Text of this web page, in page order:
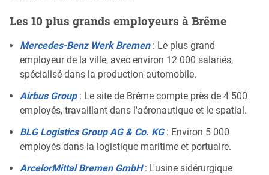
Les 10 plus grands employeurs à Brême
Mercedes-Benz Werk Bremen: Le plus grand
employeur de la ville, avec environ 12 000 salariés,
spécialisé dans la production automobile.
Airbus Group: Le site de Brême compte près de 4 500
employés, travaillant dans l'aéronautique et le spatial.
BLG Logistics Group AG & Co. KG: Environ 5 000
employés dans la logistique maritime et portuaire.
ArcelorMittal Bremen GmbH: L'usine sidérurgique